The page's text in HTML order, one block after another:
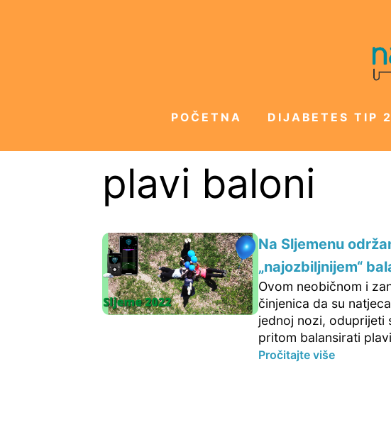
POČETNA DIJABETES TIP 2
plavi baloni
Na Sljemenu
„najozbiljnijem“
Ovom neobičnom i
činjenica da su
jednoj nozi, oduprijeti
pritom balansirati
Pročitajte više